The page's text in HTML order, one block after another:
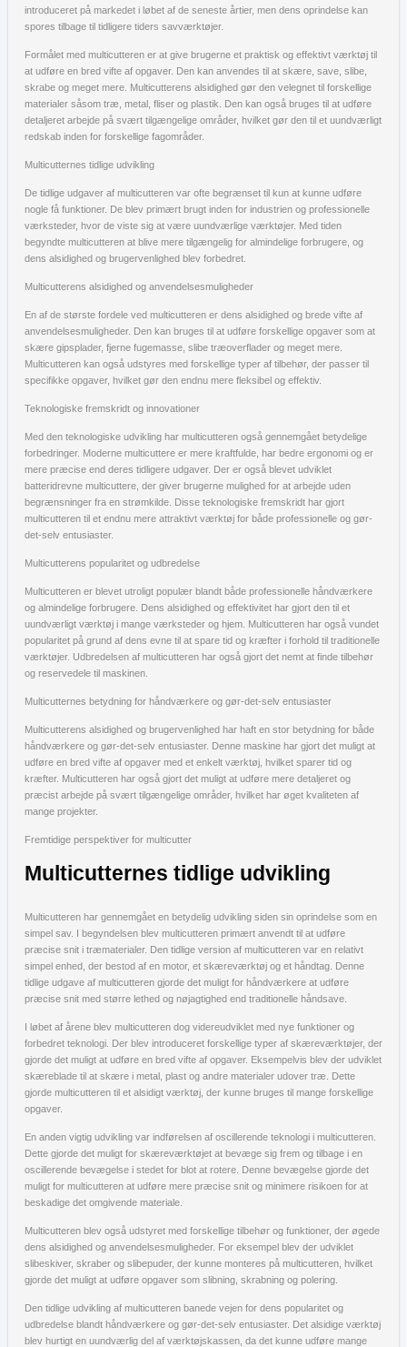
introduceret på markedet i løbet af de seneste årtier, men dens oprindelse kan
spores tilbage til tidligere tiders savværktøjer.
Formålet med multicutteren er at give brugerne et praktisk og effektivt værktøj til
at udføre en bred vifte af opgaver. Den kan anvendes til at skære, save, slibe,
skrabe og meget mere. Multicutterens alsidighed gør den velegnet til forskellige
materialer såsom træ, metal, fliser og plastik. Den kan også bruges til at udføre
detaljeret arbejde på svært tilgængelige områder, hvilket gør den til et uundværligt
redskab inden for forskellige fagområder.
Multicutternes tidlige udvikling
De tidlige udgaver af multicutteren var ofte begrænset til kun at kunne udføre
nogle få funktioner. De blev primært brugt inden for industrien og professionelle
værksteder, hvor de viste sig at være uundværlige værktøjer. Med tiden
begyndte multicutteren at blive mere tilgængelig for almindelige forbrugere, og
dens alsidighed og brugervenlighed blev forbedret.
Multicutterens alsidighed og anvendelsesmuligheder
En af de største fordele ved multicutteren er dens alsidighed og brede vifte af
anvendelsesmuligheder. Den kan bruges til at udføre forskellige opgaver som at
skære gipsplader, fjerne fugemasse, slibe træoverflader og meget mere.
Multicutteren kan også udstyres med forskellige typer af tilbehør, der passer til
specifikke opgaver, hvilket gør den endnu mere fleksibel og effektiv.
Teknologiske fremskridt og innovationer
Med den teknologiske udvikling har multicutteren også gennemgået betydelige
forbedringer. Moderne multicuttere er mere kraftfulde, har bedre ergonomi og er
mere præcise end deres tidligere udgaver. Der er også blevet udviklet
batteridrevne multicuttere, der giver brugerne mulighed for at arbejde uden
begrænsninger fra en strømkilde. Disse teknologiske fremskridt har gjort
multicutteren til et endnu mere attraktivt værktøj for både professionelle og gør-
det-selv entusiaster.
Multicutterens popularitet og udbredelse
Multicutteren er blevet utroligt populær blandt både professionelle håndværkere
og almindelige forbrugere. Dens alsidighed og effektivitet har gjort den til et
uundværligt værktøj i mange værksteder og hjem. Multicutteren har også vundet
popularitet på grund af dens evne til at spare tid og kræfter i forhold til traditionelle
værktøjer. Udbredelsen af multicutteren har også gjort det nemt at finde tilbehør
og reservedele til maskinen.
Multicutternes betydning for håndværkere og gør-det-selv entusiaster
Multicutterens alsidighed og brugervenlighed har haft en stor betydning for både
håndværkere og gør-det-selv entusiaster. Denne maskine har gjort det muligt at
udføre en bred vifte af opgaver med et enkelt værktøj, hvilket sparer tid og
kræfter. Multicutteren har også gjort det muligt at udføre mere detaljeret og
præcist arbejde på svært tilgængelige områder, hvilket har øget kvaliteten af
mange projekter.
Fremtidige perspektiver for multicutter
Multicutternes tidlige udvikling
Multicutteren har gennemgået en betydelig udvikling siden sin oprindelse som en
simpel sav. I begyndelsen blev multicutteren primært anvendt til at udføre
præcise snit i træmaterialer. Den tidlige version af multicutteren var en relativt
simpel enhed, der bestod af en motor, et skæreværktøj og et håndtag. Denne
tidlige udgave af multicutteren gjorde det muligt for håndværkere at udføre
præcise snit med større lethed og nøjagtighed end traditionelle håndsave.
I løbet af årene blev multicutteren dog videreudviklet med nye funktioner og
forbedret teknologi. Der blev introduceret forskellige typer af skæreværktøjer, der
gjorde det muligt at udføre en bred vifte af opgaver. Eksempelvis blev der udviklet
skæreblade til at skære i metal, plast og andre materialer udover træ. Dette
gjorde multicutteren til et alsidigt værktøj, der kunne bruges til mange forskellige
opgaver.
En anden vigtig udvikling var indførelsen af oscillerende teknologi i multicutteren.
Dette gjorde det muligt for skæreværktøjet at bevæge sig frem og tilbage i en
oscillerende bevægelse i stedet for blot at rotere. Denne bevægelse gjorde det
muligt for multicutteren at udføre mere præcise snit og minimere risikoen for at
beskadige det omgivende materiale.
Multicutteren blev også udstyret med forskellige tilbehør og funktioner, der øgede
dens alsidighed og anvendelsesmuligheder. For eksempel blev der udviklet
slibeskiver, skraber og slibepuder, der kunne monteres på multicutteren, hvilket
gjorde det muligt at udføre opgaver som slibning, skrabning og polering.
Den tidlige udvikling af multicutteren banede vejen for dens popularitet og
udbredelse blandt håndværkere og gør-det-selv entusiaster. Det alsidige værktøj
blev hurtigt en uundværlig del af værktøjskassen, da det kunne udføre mange